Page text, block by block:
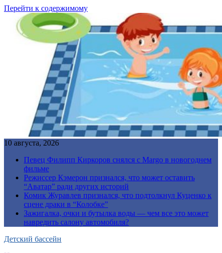
Перейти к содержимому
10 августа, 2026
Певец Филипп Киркоров снялся с Margo в новогоднем
фильме
Режиссер Кэмерон признался, что может оставить
“Аватар” ради других историй
Комик Журавлев признался, что подтолкнул Куценко к
сцене драки в “Колобке”
Зажигалка, очки и бутылка воды — чем все это может
навредить салону автомобиля?
Детский бассейн